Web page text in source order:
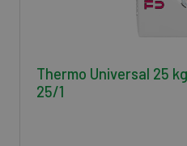
Thermo Universal 25
25/1